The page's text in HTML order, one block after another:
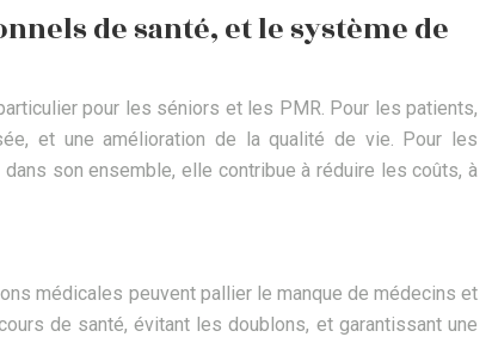
de santé, et le système de
pour les séniors et les PMR. Pour les patients,
et une amélioration de la qualité de vie. Pour les
son ensemble, elle contribue à réduire les coûts, à
médicales peuvent pallier le manque de médecins et
de santé, évitant les doublons, et garantissant une